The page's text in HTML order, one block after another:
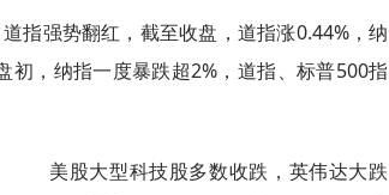
指强势翻红，截至收盘，道指涨0.44%，纳
初，纳指一度暴跌超2%，道指、标普500指
美股大型科技股多数收跌，英伟达大跌